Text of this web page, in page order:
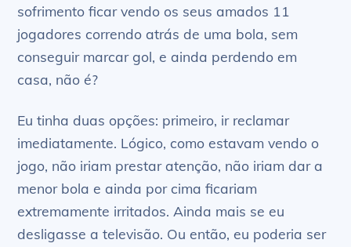
sofrimento ficar vendo os seus amados 11
jogadores correndo atrás de uma bola, sem
conseguir marcar gol, e ainda perdendo em
casa, não é?
Eu tinha duas opções: primeiro, ir reclamar
imediatamente. Lógico, como estavam vendo o
jogo, não iriam prestar atenção, não iriam dar a
menor bola e ainda por cima ficariam
extremamente irritados. Ainda mais se eu
desligasse a televisão. Ou então, eu poderia ser